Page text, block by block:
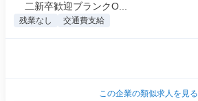
二新卒歓迎ブランクO...
残業なし 交通費支給
この企業の類似求人を見る